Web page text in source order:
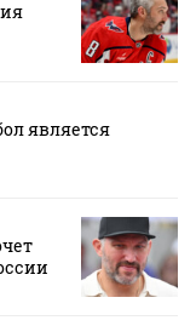
является